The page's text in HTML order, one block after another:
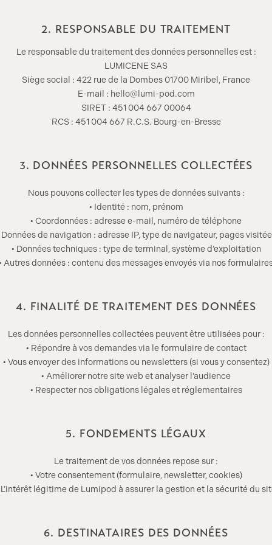
2. RESPONSABLE DU TRAITEMENT
Le responsable du traitement des données personnelles est :
LUMICENE SAS
Siège social : 422 rue de la Dombes 01700 Miribel, France
E-mail : hello@lumi-pod.com
SIRET : 451 004 667 00064
RCS : 451 004 667 R.C.S. Bourg-en-Bresse
3. DONNÉES PERSONNELLES COLLECTÉES
Nous pouvons collecter les types de données suivants :
• Identité : nom, prénom
• Coordonnées : adresse e-mail, numéro de téléphone
Données de navigation : adresse IP, type de navigateur, pages
• Données techniques : type de terminal, système d’exploitation
Autres données : contenu des messages envoyés via nos
4. FINALITÉ DE TRAITEMENT DES DONNÉES
Les données personnelles collectées peuvent être utilisées pour :
• Répondre à vos demandes via le formulaire de contact
• Vous envoyer des informations ou newsletters (si vous y consentez)
• Améliorer notre site web et analyser l’audience
• Respecter nos obligations légales et réglementaires
5. FONDEMENTS LÉGAUX
Le traitement de vos données repose sur :
• Votre consentement (formulaire, newsletter, cookies)
L’intérêt légitime de Lumipod à assurer la gestion et la sécurité du
6. DESTINATAIRES DES DONNÉES